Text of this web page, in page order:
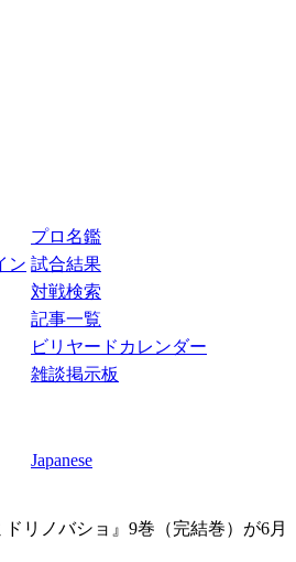
プロ名鑑
ン 試合結果
対戦検索
記事一覧
ビリヤードカレンダー
雑談掲示板
Japanese
リノバショ』9巻（完結巻）が6月